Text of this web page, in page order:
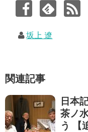
坂上 遼
関連記事
日本
茶ノ
う 【